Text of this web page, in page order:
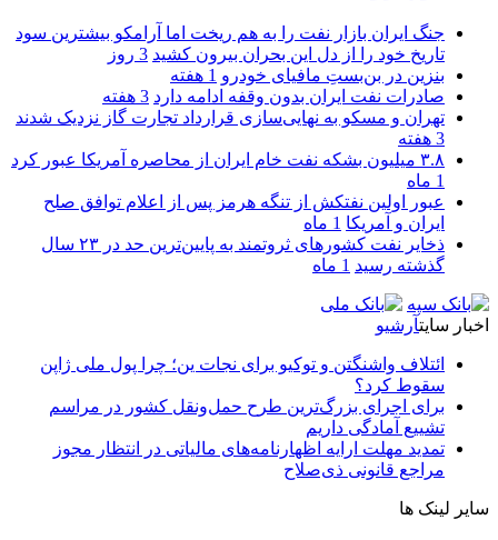
جنگ ایران بازار نفت را به هم ریخت اما آرامکو بیشترین سود
تاریخ خود را از دل این بحران بیرون کشید 3 روز
بنزین در بن‌بستِ مافیای خودرو 1 هفته
صادرات نفت ایران بدون وقفه ادامه دارد 3 هفته
تهران و مسکو به نهایی‌سازی قرارداد تجارت گاز نزدیک شدند
3 هفته
۳.۸ میلیون بشکه نفت خام ایران از محاصره آمریکا عبور کرد
1 ماه
عبور اولین نفتکش از تنگه هرمز پس از اعلام توافق صلح
ایران و آمریکا 1 ماه
ذخایر نفت کشورهای ثروتمند به پایین‌ترین حد در ۲۳ سال
گذشته رسید 1 ماه
اخبار سایتآرشیو
ائتلاف واشنگتن و توکیو برای نجات ین؛ چرا پول ملی ژاپن
سقوط کرد؟
برای اجرای بزرگ‌ترین طرح حمل‌ونقل کشور در مراسم
تشییع آمادگی داریم
تمدید مهلت ارایه اظهارنامه‌های مالیاتی در انتظار مجوز
مراجع قانونی ذی‌‏صلاح
سایر لینک ها